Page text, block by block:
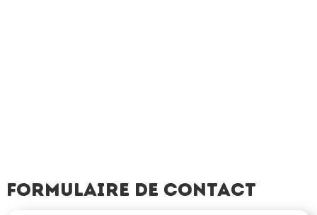
Formulaire de contact